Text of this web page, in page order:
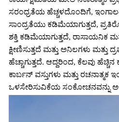
ಸರಂಧ್ರತೆಯ ಹೆಚ್ಚಳದೊಂದಿಗೆ,
ಸಾಂದ್ರತೆಯು ಕಡಿಮೆಯಾಗುತ್ತದೆ,
ಶಕ್ತಿ ಕಡಿಮೆಯಾಗುತ್ತದೆ, ರಾಸಾಯನಿಕ
ಕ್ಷೀಣಿಸುತ್ತದೆ ಮತ್ತು ಅನಿಲಗಳು ಮತ್ತು
ಹೆಚ್ಚಾಗುತ್ತದೆ. ಆದ್ದರಿಂದ, ಕೆಲವು
ಕಾರ್ಬನ್ ವಸ್ತುಗಳು ಮತ್ತು ರಚನಾತ್ಮಕ
ಒಳಸೇರಿಸುವಿಕೆಯ ಸಂಕೋಚನವನ್ನು